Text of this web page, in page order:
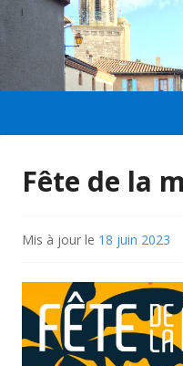
Fête de la
Mis à jour le 18 juin 2023